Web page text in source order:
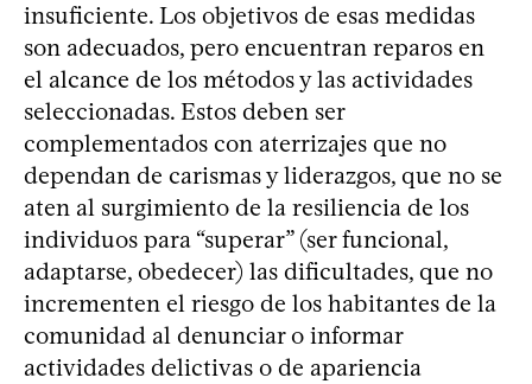
insuficiente. Los objetivos de esas medidas
son adecuados, pero encuentran reparos en
el alcance de los métodos y las actividades
seleccionadas. Estos deben ser
complementados con aterrizajes que no
dependan de carismas y liderazgos, que no se
aten al surgimiento de la resiliencia de los
individuos para “superar” (ser funcional,
adaptarse, obedecer) las dificultades, que no
incrementen el riesgo de los habitantes de la
comunidad al denunciar o informar
actividades delictivas o de apariencia